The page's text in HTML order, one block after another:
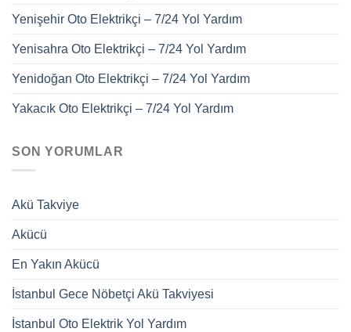
Yenişehir Oto Elektrikçi – 7/24 Yol Yardım
Yenisahra Oto Elektrikçi – 7/24 Yol Yardım
Yenidoğan Oto Elektrikçi – 7/24 Yol Yardım
Yakacık Oto Elektrikçi – 7/24 Yol Yardım
SON YORUMLAR
Akü Takviye
Akücü
En Yakın Akücü
İstanbul Gece Nöbetçi Akü Takviyesi
İstanbul Oto Elektrik Yol Yardım